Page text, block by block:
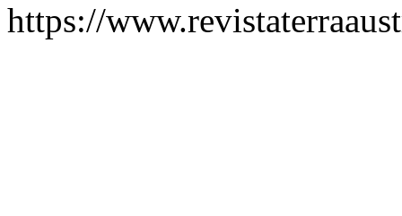
https://